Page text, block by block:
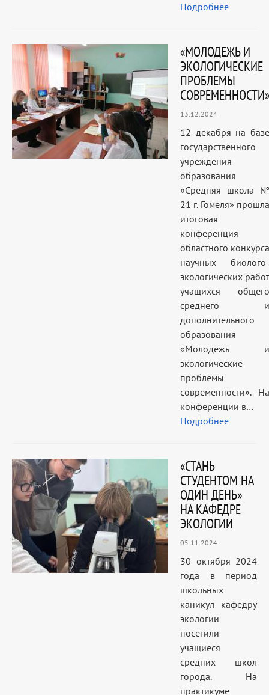
Подробнее
«МОЛОДЕЖЬ И
ЭКОЛОГИЧЕСКИЕ
ПРОБЛЕМЫ
СОВРЕМЕННОСТИ»
13.12.2024
12 декабря на базе
государственного
учреждения
образования
«Средняя школа №
21 г. Гомеля» прошла
итоговая
конференция
областного конкурса
научных биолого-
экологических работ
учащихся общего
среднего и
дополнительного
образования
«Молодежь и
экологические
проблемы
современности». На
конференции в…
Подробнее
«СТАНЬ
СТУДЕНТОМ НА
ОДИН ДЕНЬ»
НА КАФЕДРЕ
ЭКОЛОГИИ
05.11.2024
30 октября 2024
года в период
школьных
каникул кафедру
экологии
посетили
учащиеся
средних школ
города. На
практикуме